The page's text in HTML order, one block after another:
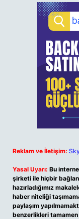
Reklam ve İletişim:
Yasal Uyarı: Bu
şirketi ile hiçbir
hazırladığımız
haber niteliği
paylaşım
benzerlikleri